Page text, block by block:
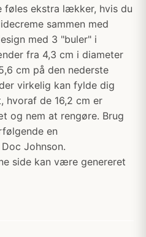
føles ekstra lækker, hvis du
sammen med
med 3 "buler" i
fra 4,3 cm i diameter
cm på den nederste
virkelig kan fylde dig
hvoraf de 16,2 cm er
og nem at rengøre. Brug
en
Johnson.
side kan være genereret